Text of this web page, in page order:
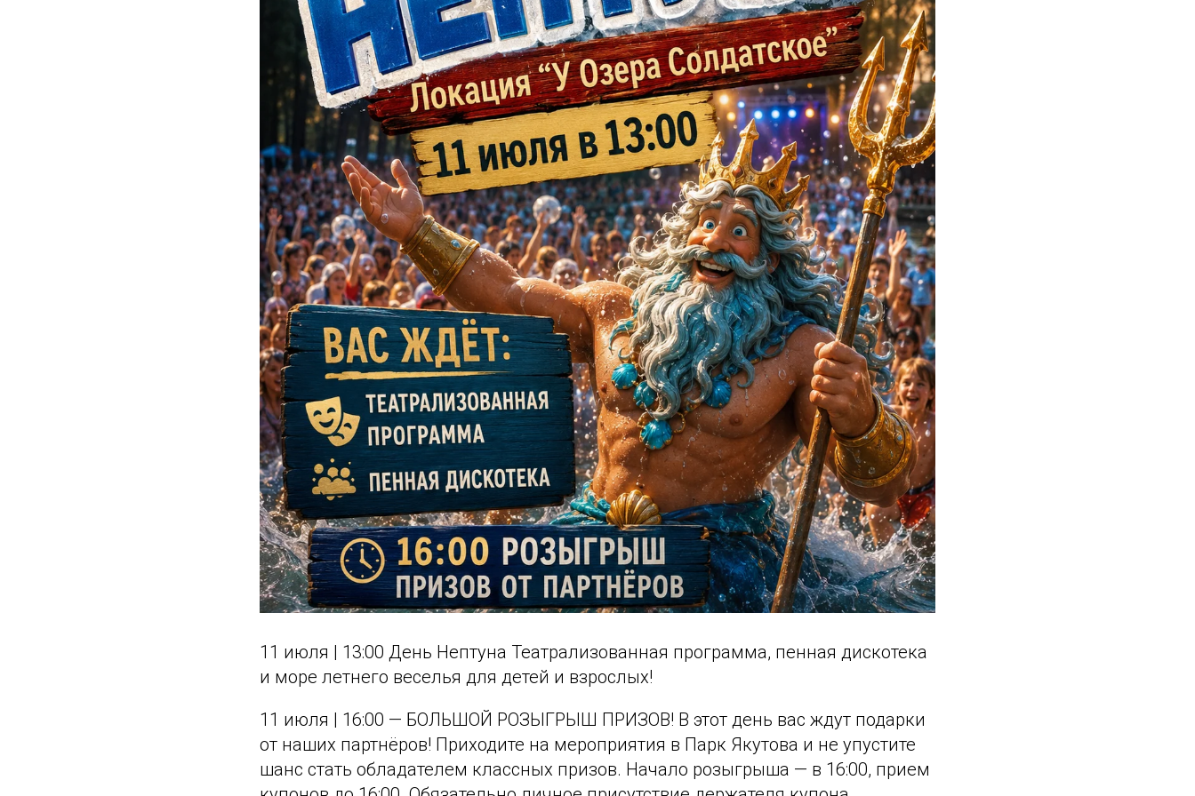
11 июля | 13:00 День Нептуна Театрализованная программа, пенная дискотека
и море летнего веселья для детей и взрослых!
11 июля | 16:00 — БОЛЬШОЙ РОЗЫГРЫШ ПРИЗОВ! В этот день вас ждут подарки
от наших партнёров! Приходите на мероприятия в Парк Якутова и не упустите
шанс стать обладателем классных призов. Начало розыгрыша — в 16:00, прием